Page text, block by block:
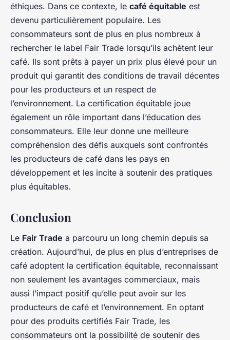
éthiques. Dans ce contexte, le café équitable est
devenu particulièrement populaire. Les
consommateurs sont de plus en plus nombreux à
rechercher le label Fair Trade lorsqu’ils achètent leur
café. Ils sont prêts à payer un prix plus élevé pour un
produit qui garantit des conditions de travail décentes
pour les producteurs et un respect de
l’environnement. La certification équitable joue
également un rôle important dans l’éducation des
consommateurs. Elle leur donne une meilleure
compréhension des défis auxquels sont confrontés
les producteurs de café dans les pays en
développement et les incite à soutenir des pratiques
plus équitables.
Conclusion
Le Fair Trade a parcouru un long chemin depuis sa
création. Aujourd’hui, de plus en plus d’entreprises de
café adoptent la certification équitable, reconnaissant
non seulement les avantages commerciaux, mais
aussi l’impact positif qu’elle peut avoir sur les
producteurs de café et l’environnement. En optant
pour des produits certifiés Fair Trade, les
consommateurs ont la possibilité de soutenir des